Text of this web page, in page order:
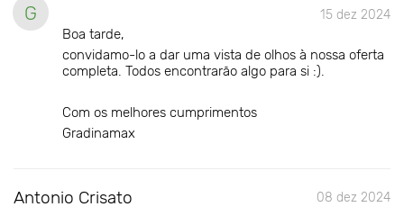
G 15 dez 2024
Boa tarde,
convidamo-lo a dar uma vista de olhos à nossa oferta
completa. Todos encontrarão algo para si :).
Com os melhores cumprimentos
Gradinamax
Antonio Crisato 08 dez 2024